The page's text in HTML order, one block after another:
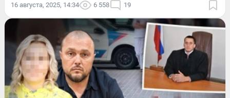
16 августа, 2025, 14:34 6 558 19